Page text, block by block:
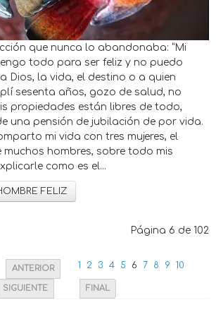
que nunca lo abandonaba: “Mi
todo para ser feliz y no puedo
Dios, la vida, el destino o a quien
sesenta años, gozo de salud, no
propiedades están libres de todo,
una pensión de jubilación de por vida.
mi vida con tres mujeres, el
muchos hombres, sobre todo mis
como es el...
FELIZ
Página 6 de 102
ANTERIOR 1 2 3 4 5 6 7 8 9 10
SIGUIENTE FINAL